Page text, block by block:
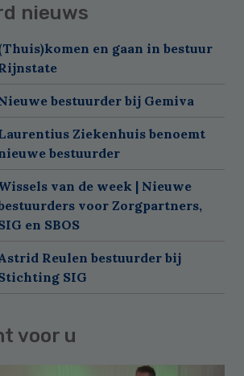
nieuws
en gaan in bestuur
bestuurder bij Gemiva
Ziekenhuis benoemt
bestuurder
van de week | Nieuwe
voor Zorgpartners,
en SBOS
Reulen bestuurder bij
SIG
voor u